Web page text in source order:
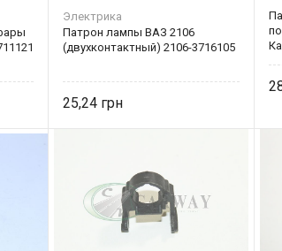
Электрика
Патрон лампы ВАЗ 2106
(двухконтактный) 2106-3716105
25,24